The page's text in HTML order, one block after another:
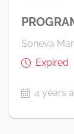
Soneva
Expired
4 years